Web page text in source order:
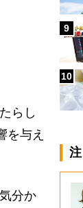
らし
を与え
分か
9
10